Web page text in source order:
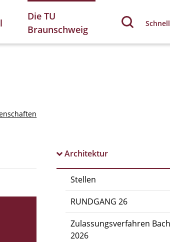
Die TU
Braunschweig
Architektur
Stellen
RUNDGANG 26
Zulassungsverfahren
2026